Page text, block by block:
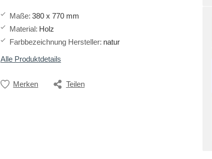
Maße: 380 x 770 mm
Material: Holz
Farbbezeichnung Hersteller: natur
Alle Produktdetails
Merken Teilen